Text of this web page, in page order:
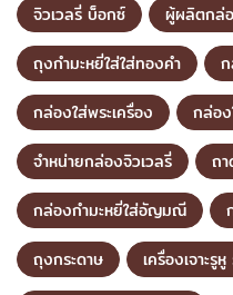
จิวเวลรี่ บ็อกซ์
ผู้ผลิตกล่
ถุงกำมะหยี่ใส่ใส่ทองคำ
กล่องใส่พระเครื่อง
กล่อง
จำหน่ายกล่องจิวเวลรี่
ถา
กล่องกำมะหยี่ใส่อัญมณี
ถุงกระดาษ
เครื่องเจาะรู